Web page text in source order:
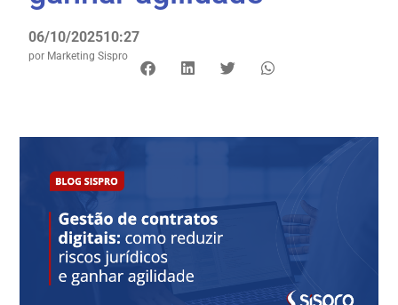
06/10/202510:27
por Marketing Sispro